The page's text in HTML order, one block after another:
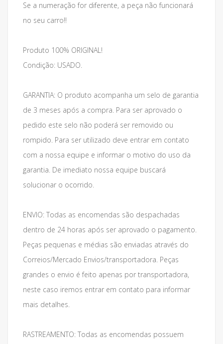
Se a numeração for diferente, a peça não funcionará
no seu carro!!
Produto 100% ORIGINAL!
Condição: USADO.
GARANTIA: O produto acompanha um selo de garantia
de 3 meses após a compra. Para ser aprovado o
pedido este selo não poderá ser removido ou
rompido. Para ser utilizado deve entrar em contato
com a nossa equipe e informar o motivo do uso da
garantia. De imediato nossa equipe buscará
solucionar o ocorrido.
ENVIO: Todas as encomendas são despachadas
dentro de 24 horas após ser aprovado o pagamento.
Peças pequenas e médias são enviadas através do
Correios/Mercado Envios/transportadora. Peças
grandes o envio é feito apenas por transportadora,
neste caso iremos entrar em contato para informar
mais detalhes.
RASTREAMENTO: Todas as encomendas possuem